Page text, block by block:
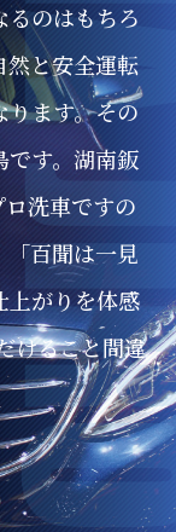
のはもちろ
然と安全運転
ります。その
です。湖南鈑
洗車ですの
「百聞は一見
上がりを体感
けること間違